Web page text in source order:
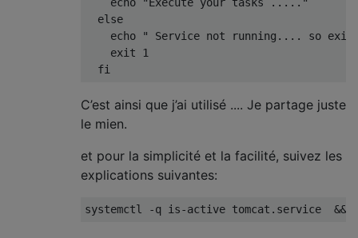
else
    echo
" Service not running.... so
    exit
1
fi
C’est ainsi que j’ai utilisé .... Je partage juste
le mien.
et pour la simplicité et la facilité, suivez les
explications suivantes:
systemctl -q is-active tomcat . service &&